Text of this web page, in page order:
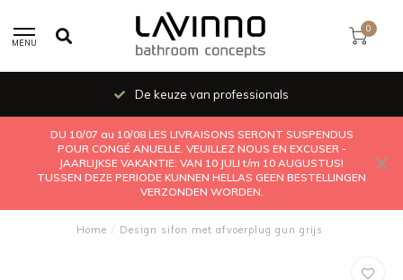
MENU
0
De keuze van professionals
DU 10/07 au 10/08 LES LIVRAISONS SERONT SUSPENDUS
POUR CONGÉ ANUELLE. VEUILLEZ NOUS EN EXCUSER -
JAARLIJKSE VAKANTIE: VAN 10 JULI t/m 10 AUGUSTUS!
TUSSEN DEZE PERIODE KUNNEN HELLAS GEEN BESTELLINGEN
VERZONDEN WORDEN.
Home / Design sifon met afvoerplug gun grijs